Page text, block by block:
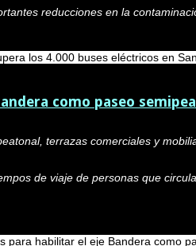
reducciones en la
los 4.000 buses eléctricos en
como paseo
terrazas comerciales y
de viaje de personas que
para habilitar el eje Bandera como